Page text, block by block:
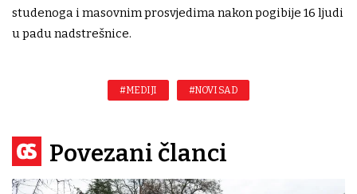
studenoga i masovnim prosvjedima nakon pogibije 16 ljudi
u padu nadstrešnice.
#MEDIJI #NOVI SAD
Povezani članci